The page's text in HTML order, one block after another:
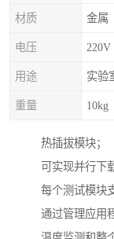
材质 金属
电压 220V
用途 实验
重量 10kg
热插拔模块；
可实现并行下
每个测试模块
通过管理应用